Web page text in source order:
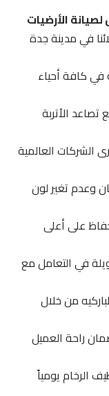
الأرضيات
في مدينة جدة
كافة أحياء
الأتربة
العالمية
تغير لون
على أعلى
في التعامل مع
من خلال
راحة العميل
يومياً